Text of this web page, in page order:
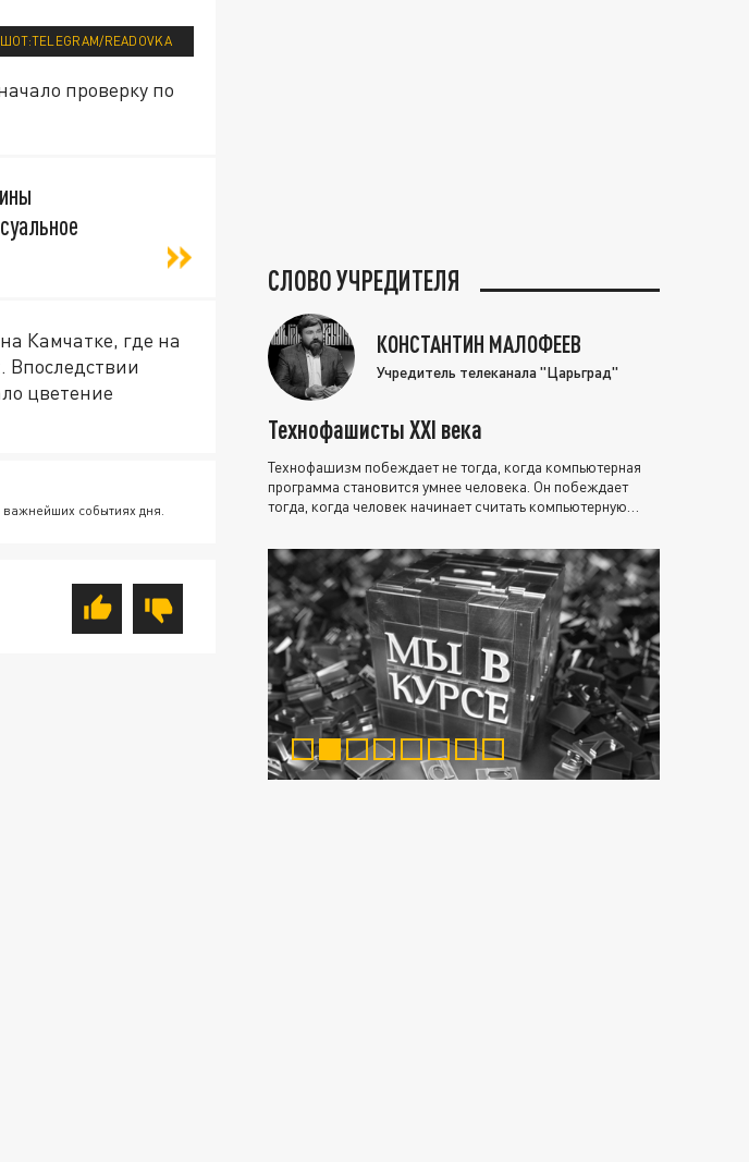
READOVKA
проверку по
Камчатке, где на
Впоследствии
цветение
важнейших событиях дня.
СЛОВО УЧРЕДИТЕЛЯ
КОНСТАНТИН МАЛОФЕЕВ
Учредитель телеканала "Царьград"
Технофашисты XXI века
Технофашизм побеждает не тогда, когда компьютерная
программа становится умнее человека. Он побеждает
тогда, когда человек начинает считать компьютерную